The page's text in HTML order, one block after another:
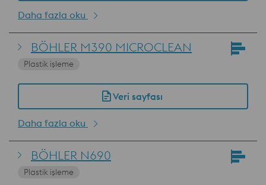
Daha fazla oku
BÖHLER M390 MICROCLEAN
Plastik işleme
Veri sayfası
Daha fazla oku
BÖHLER N690
Plastik işleme